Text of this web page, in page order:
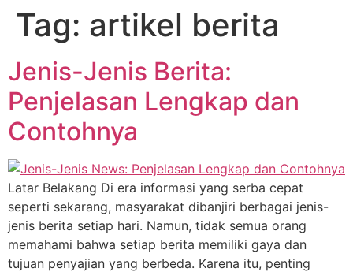
Tag: artikel berita
Jenis-Jenis Berita:
Penjelasan Lengkap dan
Contohnya
Latar Belakang Di era informasi yang serba cepat
seperti sekarang, masyarakat dibanjiri berbagai jenis-
jenis berita setiap hari. Namun, tidak semua orang
memahami bahwa setiap berita memiliki gaya dan
tujuan penyajian yang berbeda. Karena itu, penting